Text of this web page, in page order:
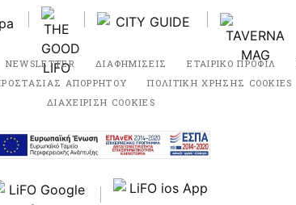
NEWSLETTER ΔΙΑΦΗΜΙΣΕΙΣ ΕΤΑΙΡΙΚΟ ΠΡΟΦΙΛ
ΑΠΟΡΡΗΤΟΥ
ΠΟΛΙΤΙΚΗ ΧΡΗΣΗΣ COOKIES
ΔΙΑΧΕΙΡΙΣΗ COOKIES